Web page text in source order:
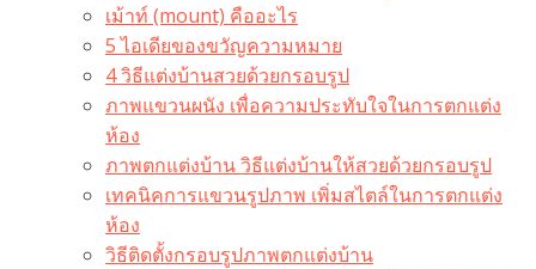
เม้าท์ (mount) คืออะไร​
5 ไอเดียของขวัญความหมาย
4 วิธีแต่งบ้านสวยด้วยกรอบรูป
ภาพแขวนผนัง เพื่อความประทับใจในการตกแต่ง
ห้อง
ภาพตกแต่งบ้าน วิธีแต่งบ้านให้สวยด้วยกรอบรูป
เทคนิคการแขวนรูปภาพ เพิ่มสไตล์ในการตกแต่ง
ห้อง
วิธีติดตั้งกรอบรูปภาพตกแต่งบ้าน